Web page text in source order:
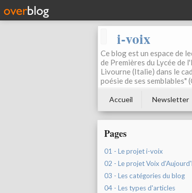
i-voix
Ce blog est un espace de
de Premières du Lycée de
Livourne (Italie) dans le
poésie de ses
Accueil Newsletter
Pages
01 - Le projet i-voix
02 - Le projet Voix
03 - Les catégories du blog
04 - Les types d'articles